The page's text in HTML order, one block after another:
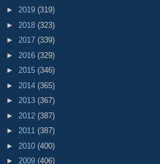
► 2019 (319)
► 2018 (323)
► 2017 (339)
► 2016 (329)
► 2015 (346)
► 2014 (365)
► 2013 (367)
► 2012 (387)
► 2011 (387)
► 2010 (400)
► 2009 (406)